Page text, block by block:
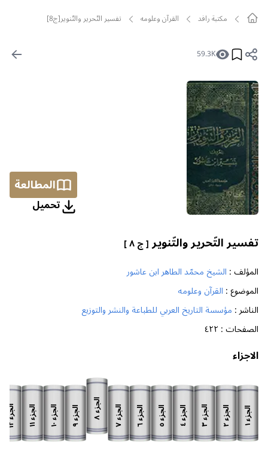
مکتبة رافد القرآن وعلومه تفسير التّحرير والتّنوير[ج8]
59.3K
المطالعة
تحمیل
تفسير التّحرير والتّنوير[ ج ٨ ]
المؤلف : الشيخ محمّد الطاهر ابن عاشور
الموضوع : القرآن وعلومه
الناشر : مؤسسة التاريخ العربي للطباعة والنشر والتوزيع
الصفحات : ٤٢٢
الاجزاء
الجزء
١
الجزء
٢
الجزء
٣
الجزء
٤
الجزء
٥
الجزء
٦
الجزء
٧
الجزء
٨ الجزء
٩
الجزء
١٠
الجزء
١١
الجزء
١٢